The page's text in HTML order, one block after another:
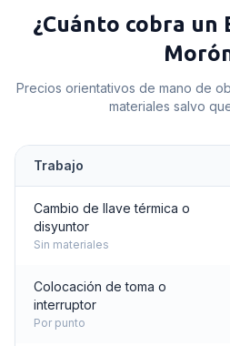
¿Cuánto cobra un
Precios orientativos de mano de
materiales salvo
Trabajo
Cambio de llave térmica o
disyuntor
Sin materiales
Colocación de toma o
interruptor
Por punto